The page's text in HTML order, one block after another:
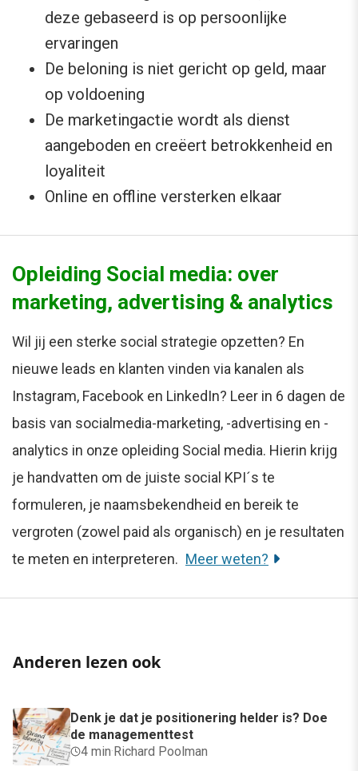
deze gebaseerd is op persoonlijke
ervaringen
De beloning is niet gericht op geld, maar
op voldoening
De marketingactie wordt als dienst
aangeboden en creëert betrokkenheid en
loyaliteit
Online en offline versterken elkaar
Opleiding Social media: over
marketing, advertising & analytics
Wil jij een sterke social strategie opzetten? En
nieuwe leads en klanten vinden via kanalen als
Instagram, Facebook en LinkedIn? Leer in 6 dagen de
basis van socialmedia-marketing, -advertising en -
analytics in onze opleiding Social media. Hierin krijg
je handvatten om de juiste social KPI´s te
formuleren, je naamsbekendheid en bereik te
vergroten (zowel paid als organisch) en je resultaten
te meten en interpreteren. Meer weten?
Anderen lezen ook
Denk je dat je positionering helder is? Doe
de managementtest
4 min·Richard Poolman